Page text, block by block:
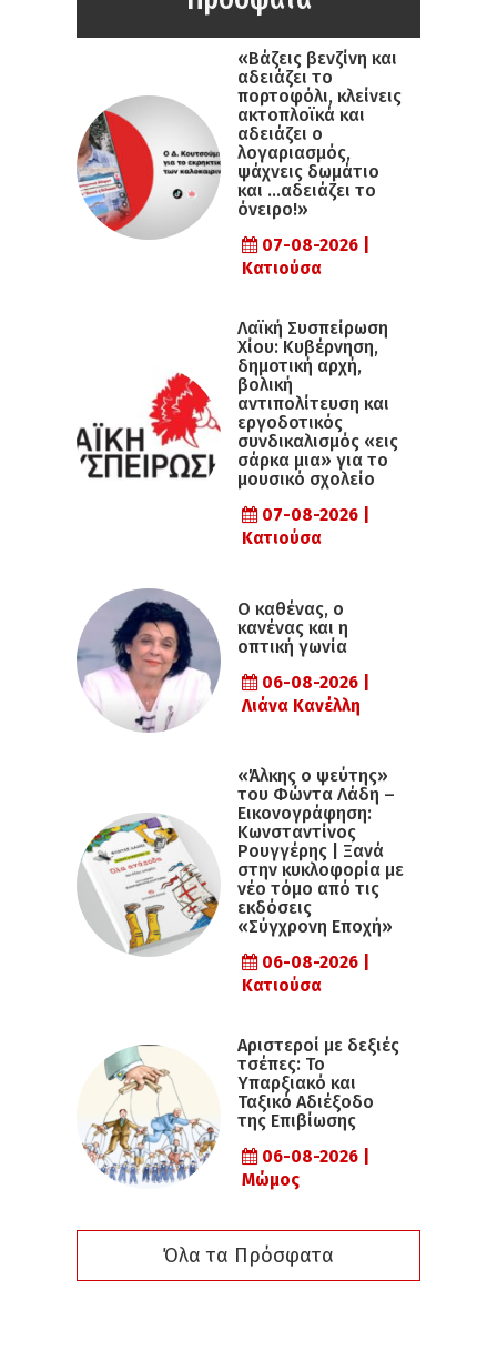
«Βάζεις βενζίνη και
αδειάζει το
πορτοφόλι, κλείνεις
ακτοπλοϊκά και
αδειάζει ο
λογαριασμός,
ψάχνεις δωμάτιο
και …αδειάζει το
όνειρο!»
07-08-2026 |
Κατιούσα
Λαϊκή Συσπείρωση
Χίου: Κυβέρνηση,
δημοτική αρχή,
βολική
αντιπολίτευση και
εργοδοτικός
συνδικαλισμός «εις
σάρκα μια» για το
μουσικό σχολείο
07-08-2026 |
Κατιούσα
Ο καθένας, ο
κανένας και η
οπτική γωνία
06-08-2026 |
Λιάνα Κανέλλη
«Άλκης ο ψεύτης»
του Φώντα Λάδη –
Εικονογράφηση:
Κωνσταντίνος
Ρουγγέρης | Ξανά
στην κυκλοφορία με
νέο τόμο από τις
εκδόσεις
«Σύγχρονη Εποχή»
06-08-2026 |
Κατιούσα
Αριστεροί με δεξιές
τσέπες: Το
Υπαρξιακό και
Ταξικό Αδιέξοδο
της Επιβίωσης
06-08-2026 |
Μώμος
Όλα τα Πρόσφατα